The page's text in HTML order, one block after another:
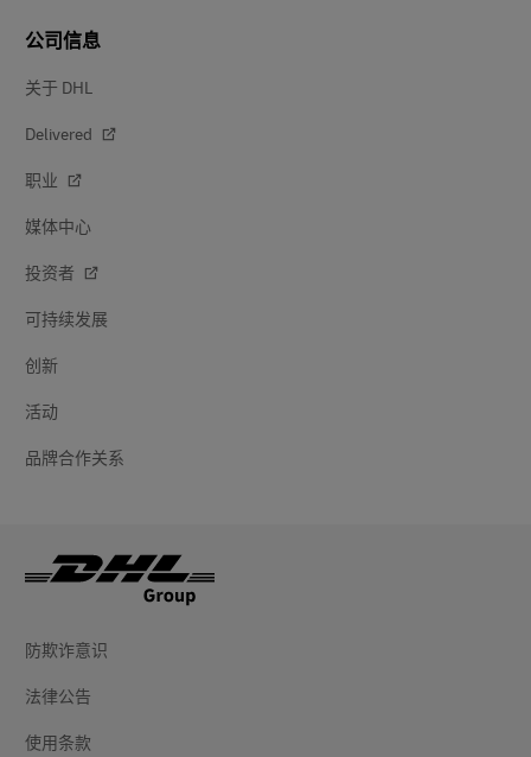
公司信息
关于 DHL
Delivered
职业
媒体中心
投资者
可持续发展
创新
活动
品牌合作关系
防欺诈意识
法律公告
使用条款